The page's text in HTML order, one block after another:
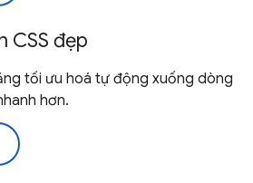
CSS đẹp
tối ưu hoá tự động xuống dòng
hơn.